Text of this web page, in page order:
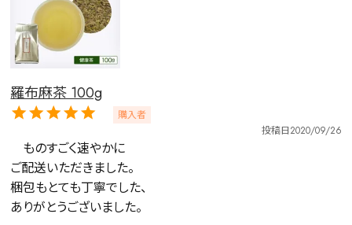
羅布麻茶 100g
購入者
投稿日2020/09/26
ものすごく速やかに
ご配送いただきました。
梱包もとても丁寧でした、
ありがとうございました。